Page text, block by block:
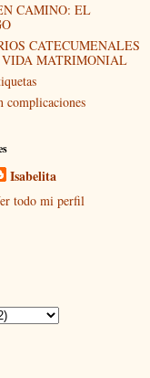
CAMINO: EL
CATECUMENALES
MATRIMONIAL
complicaciones
Isabelita
todo mi perfil